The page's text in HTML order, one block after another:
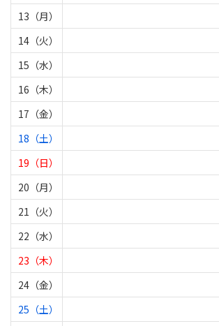
13（月）
14（火）
15（水）
16（木）
17（金）
18（土）
19（日）
20（月）
21（火）
22（水）
23（木）
24（金）
25（土）